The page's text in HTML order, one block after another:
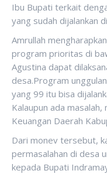
Ibu Bupati terkait
yang sudah dijalankan
Amrullah
program prioritas di
Agustina dapat
desa.Program
yang 99 itu bisa
Kalaupun ada masalah,
Keuangan Daerah
Dari monev tersebut,
permasalahan di desa
kepada Bupati